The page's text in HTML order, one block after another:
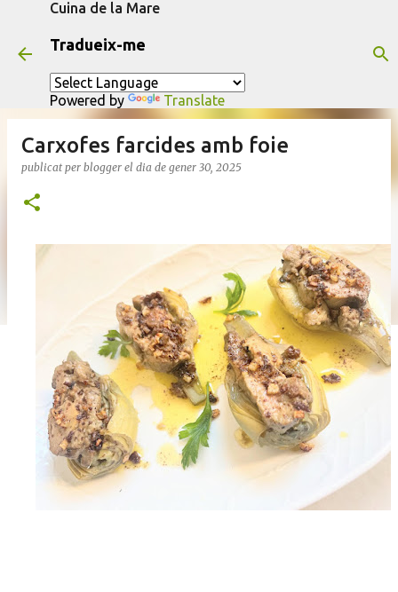
Cuina de la Mare
Tradueix-me
Powered by Translate
Carxofes farcides amb foie
publicat per blogger el dia de gener 30, 2025